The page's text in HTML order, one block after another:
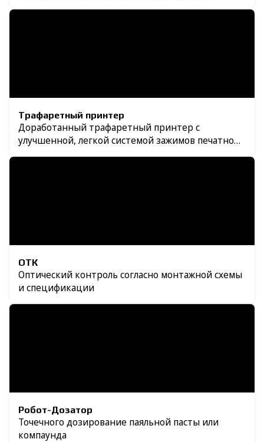
Трафаретный принтер
Доработанный трафаретный принтер с
улучшенной, легкой системой зажимов печатной
ОТК
Оптический контроль согласно монтажной схемы
и спецификации
Робот-Дозатор
Точечного дозирование паяльной пасты или
компаунда